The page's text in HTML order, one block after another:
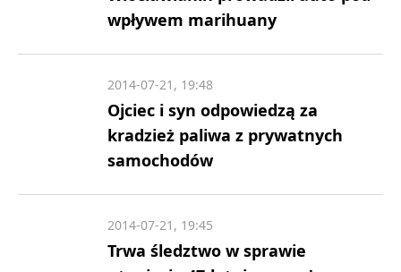
wpływem marihuany
Ojciec i syn odpowiedzą za
kradzież paliwa z prywatnych
samochodów
2014-07-21, 19:48
Trwa śledztwo w sprawie
2014-07-21, 19:45